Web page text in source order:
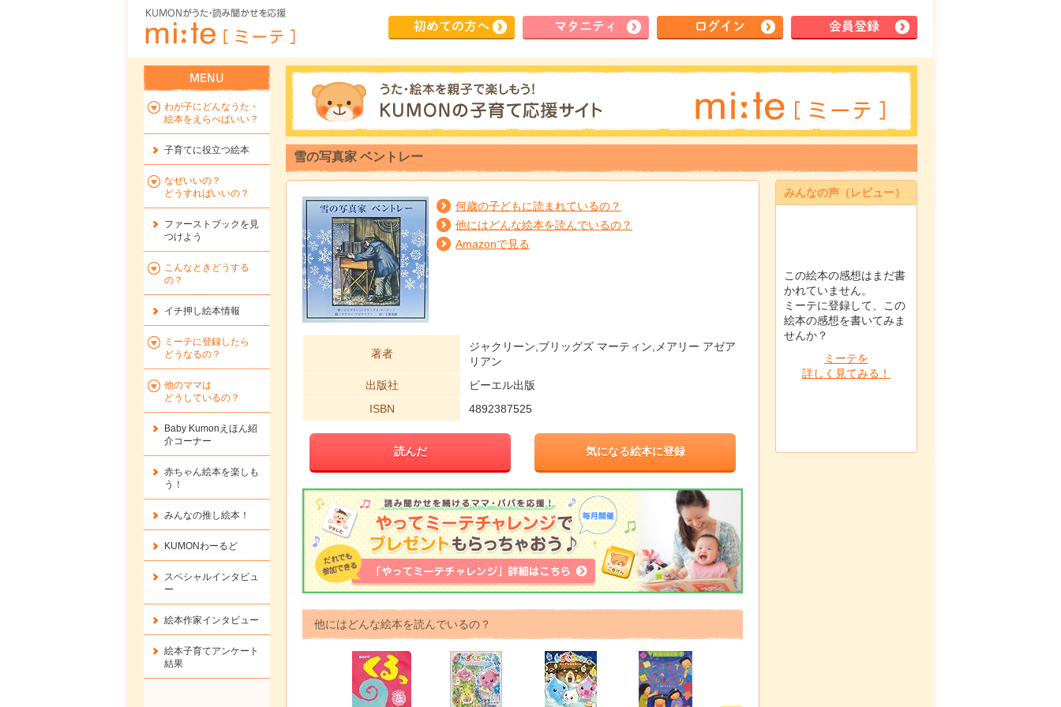
初めての方へ マタ ニティ ログイン 会員登録
雪の写真家 ベントレー
みんなの声（レビュー）
この絵本の感想はまだ書
かれていません。
ミーテに登録して、この
絵本の感想を書いてみま
せんか？
ミーテを
詳しく見てみる！
何歳の子どもに読まれているの？
他にはどんな絵本を読んでいるの？
Amazonで見る
著者
ジャクリーン,ブリッグズ マーティン,メアリー アゼア
リアン
出版社
ビーエル出版
ISBN
4892387525
読んだ 気になる絵本に登録
他にはどんな絵本を読んでいるの？
わが子にどんなうた・
絵本をえらべばいい？
子育てに役立つ絵本
なぜいいの？
どうすればいいの？
ファーストブックを 見
つけよう
こんなときどうする
の？
イチ押し絵本情報
ミーテに登録したら
どうなるの？
他のママは
どうしているの？
Baby Kumonえほん紹
介コーナー
赤ちゃん絵本を楽しも
う！
みんなの推し絵本！
KUMONわーるど
スペシャルインタビュ
ー
絵本作家インタビュー
絵本子育てアンケート
結果